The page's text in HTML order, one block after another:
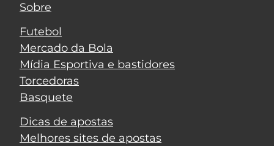
Sobre
Futebol
Mercado da Bola
Mídia Esportiva e bastidores
Torcedoras
Basquete
Dicas de apostas
Melhores sites de apostas